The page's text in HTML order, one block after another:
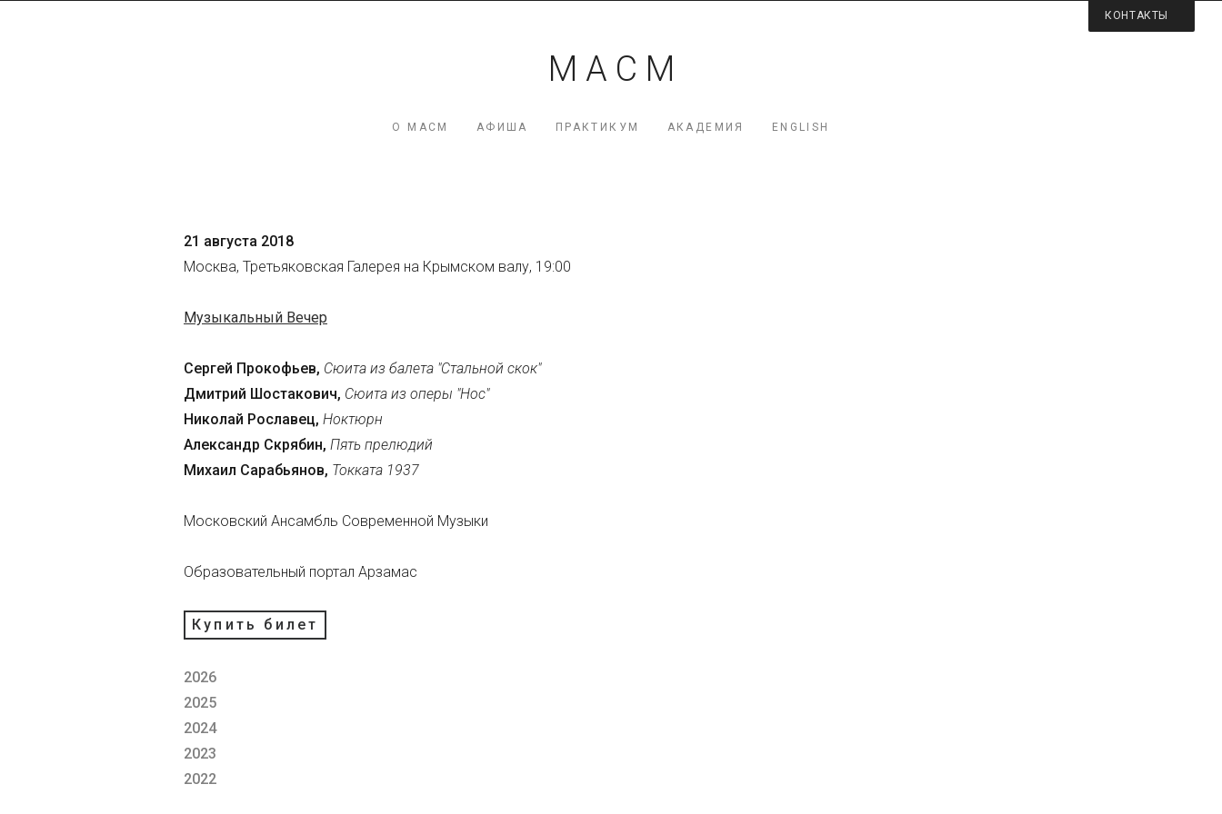
Мы на карте
КОНТАКТЫ
М А С М
О МАСМ АФИША ПРАКТИКУМ АКАДЕМИЯ ENGLISH
21 августа 2018
Москва, Третьяковская Галерея на Крымском валу, 19:00
Музыкальный Вечер
Сергей Прокофьев, Сюита из балета "Стальной скок"
Дмитрий Шостакович, Сюита из оперы "Нос"
Николай Рославец, Ноктюрн
Александр Скрябин, Пять прелюдий
Михаил Сарабьянов, Токката 1937
Московский Ансамбль Современной Музыки
Образовательный портал Арзамас
Купить билет
2026
2025
2024
2023
2022